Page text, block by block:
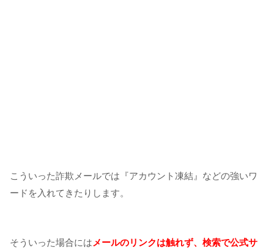
こういった詐欺メールでは『アカウント凍結』などの強いワ
ードを入れてきたりします。
そういった場合には メールのリンクは触れず、検索で公式サ